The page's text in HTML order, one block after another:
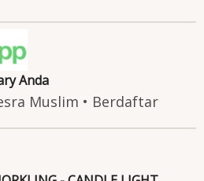
Anda
Muslim • Berdaftar